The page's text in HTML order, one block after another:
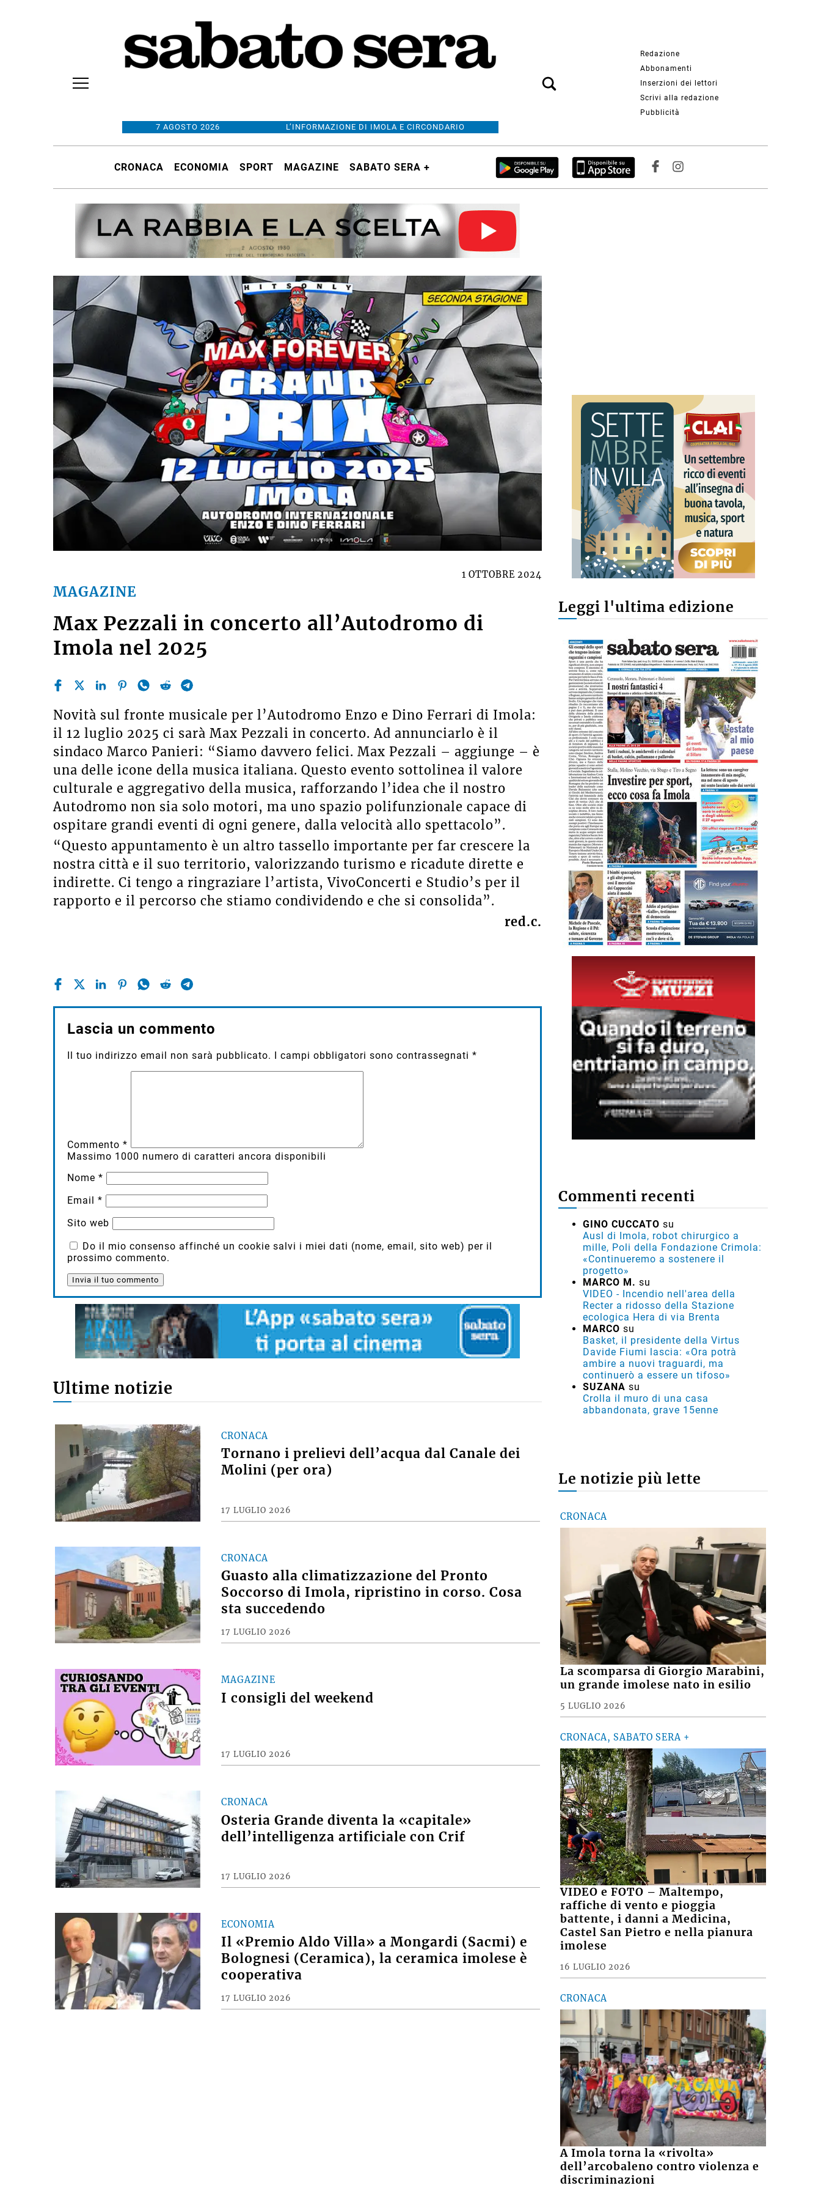
7 AGOSTO 2026 L’INFORMAZIONE DI IMOLA E CIRCONDARIO
Redazione
Abbonamenti
Inserzioni dei lettori
Scrivi alla redazione
Pubblicità
CRONACA ECONOMIA SPORT MAGAZINE SABATO SERA +
MAGAZINE
1 OTTOBRE 2024
Max Pezzali in concerto all’Autodromo di
Imola nel 2025
Novità sul fronte musicale per l’Autodromo Enzo e Dino Ferrari di Imola:
il 12 luglio 2025 ci sarà Max Pezzali in concerto. Ad annunciarlo è il
sindaco Marco Panieri: “Siamo davvero felici. Max Pezzali – aggiunge – è
una delle icone della musica italiana. Questo evento sottolinea il valore
culturale e aggregativo della musica, rafforzando l’idea che il nostro
Autodromo non sia solo motori, ma uno spazio polifunzionale capace di
ospitare grandi eventi di ogni genere, dalla velocità allo spettacolo”.
“Questo appuntamento è un altro tassello importante per far crescere la
nostra città e il suo territorio, valorizzando turismo e ricadute dirette e
indirette. Ci tengo a ringraziare l’artista, VivoConcerti e Studio’s per il
rapporto e il percorso che stiamo condividendo e che si consolida”.
red.c.
Lascia un commento
Il tuo indirizzo email non sarà pubblicato. I campi obbligatori sono contrassegnati *
Commento *
Massimo 1000 numero di caratteri ancora disponibili
Nome *
Email *
Sito web
Do il mio consenso affinché un cookie salvi i miei dati (nome, email, sito web) per il
prossimo commento.
Ultime notizie
CRONACA
Tornano i prelievi dell’acqua dal Canale dei
Molini (per ora)
17 LUGLIO 2026
CRONACA
Guasto alla climatizzazione del Pronto
Soccorso di Imola, ripristino in corso. Cosa
sta succedendo
17 LUGLIO 2026
MAGAZINE
I consigli del weekend
17 LUGLIO 2026
CRONACA
Osteria Grande diventa la «capitale»
dell’intelligenza artificiale con Crif
17 LUGLIO 2026
ECONOMIA
Il «Premio Aldo Villa» a Mongardi (Sacmi) e
Bolognesi (Ceramica), la ceramica imolese è
cooperativa
17 LUGLIO 2026
Leggi l'ultima edizione
Commenti recenti
GINO CUCCATO su
Ausl di Imola, robot chirurgico a
Recter a ridosso della Stazione
ecologica Hera di via Brenta
Basket, il presidente della Virtus
ambire a nuovi traguardi, ma
continuerò a essere un tifoso»
su
Crolla il muro di una casa
abbandonata, grave 15enne
Le notizie più lette
CRONACA
La scomparsa di Giorgio Marabini,
un grande imolese nato in esilio
5 LUGLIO 2026
CRONACA, SABATO SERA +
VIDEO e FOTO – Maltempo,
raffiche di vento e pioggia
battente, i danni a Medicina,
Castel San Pietro e nella pianura
imolese
16 LUGLIO 2026
CRONACA